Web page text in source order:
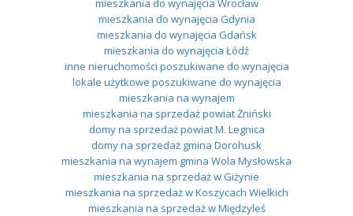
mieszkania do wynajęcia Wrocław
mieszkania do wynajęcia Gdynia
mieszkania do wynajęcia Gdańsk
mieszkania do wynajęcia Łódź
inne nieruchomości poszukiwane do wynajęcia
lokale użytkowe poszukiwane do wynajęcia
mieszkania na wynajem
mieszkania na sprzedaż powiat Żniński
domy na sprzedaż powiat M. Legnica
domy na sprzedaż gmina Dorohusk
mieszkania na wynajem gmina Wola Mysłowska
mieszkania na sprzedaż w Giżynie
mieszkania na sprzedaż w Koszycach Wielkich
mieszkania na sprzedaż w Międzyleś